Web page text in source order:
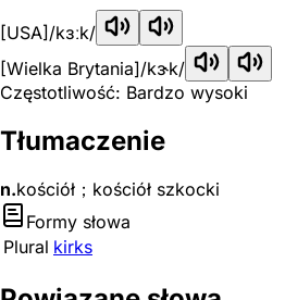
[USA] /kɜːk/
[Wielka Brytania]/kɝk/
Częstotliwość: Bardzo wysoki
Tłumaczenie
n.kościół；kościół szkocki
Formy słowa
Plural kirks